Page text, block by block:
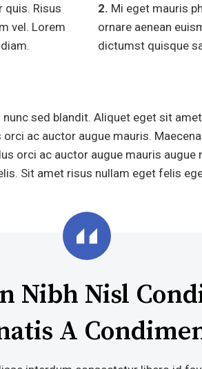
quis. Risus
vel. Lorem
2. Mi eget mauris
ornare aenean
dictumst quisque
sed blandit. Aliquet eget sit
ac auctor augue mauris.
orci ac auctor augue mauris augue
Sit amet risus nullam eget felis
Nibh Nisl
A